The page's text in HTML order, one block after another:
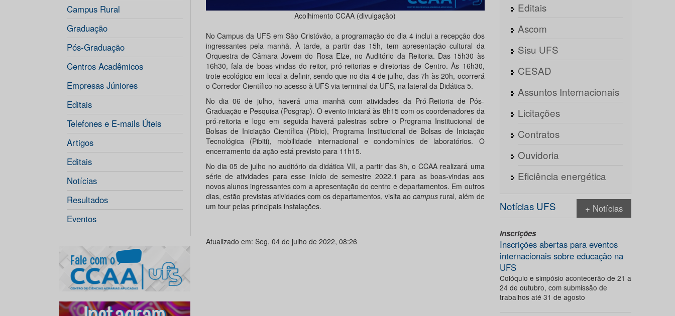
Campus Rural
Graduação
Pós-Graduação
Centros Acadêmicos
Empresas Júniores
Editais
Telefones e E-mails Úteis
Artigos
Editais
Notícias
Resultados
Eventos
Acolhimento CCAA (divulgação)
No Campus da UFS em São Cristóvão, a programação do dia 4 inclui a recepção dos
ingressantes pela manhã. À tarde, a partir das 15h, tem apresentação cultural da
Orquestra de Câmara Jovem do Rosa Elze, no Auditório da Reitoria. Das 15h30 às
16h30, fala de boas-vindas do reitor, pró-reitorias e diretorias de Centro. Às 16h30,
trote ecológico em local a definir, sendo que no dia 4 de julho, das 7h às 20h, ocorrerá
o Corredor Científico no acesso à UFS via terminal da UFS, na lateral da Didática 5.
No dia 06 de julho, haverá uma manhã com atividades da Pró-Reitoria de Pós-
Graduação e Pesquisa (Posgrap). O evento iniciará às 8h15 com os coordenadores da
pró-reitoria e logo em seguida haverá palestras sobre o Programa Institucional de
Bolsas de Iniciação Científica (Pibic), Programa Institucional de Bolsas de Iniciação
Tecnológica (Pibiti), mobilidade internacional e condomínios de laboratórios. O
encerramento da ação está previsto para 11h15.
No dia 05 de julho no auditório da didática VII, a partir das 8h, o CCAA realizará uma
série de atividades para esse início de semestre 2022.1 para as boas-vindas aos
novos alunos ingressantes com a apresentação do centro e departamentos. Em outros
dias, estão previstas atividades com os departamentos, visita aocampus rural, além de
um tour pelas principais instalações.
Atualizado em: Seg, 04 de julho de 2022, 08:26
Editais
Ascom
Sisu UFS
CESAD
Assuntos Internacionais
Licitações
Contratos
Ouvidoria
Eficiência energética
Notícias UFS + Notícias
Inscrições
Inscrições abertas para eventos
internacionais sobre educação na
UFS
Colóquio e simpósio acontecerão de 21 a
24 de outubro, com submissão de
trabalhos até 31 de agosto